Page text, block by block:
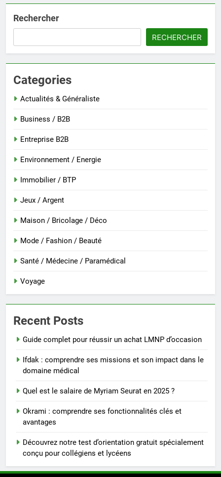
Rechercher
RECHERCHER
Categories
Actualités & Généraliste
Business / B2B
Entreprise B2B
Environnement / Energie
Immobilier / BTP
Jeux / Argent
Maison / Bricolage / Déco
Mode / Fashion / Beauté
Santé / Médecine / Paramédical
Voyage
Recent Posts
Guide complet pour réussir un achat LMNP d’occasion
Ifdak : comprendre ses missions et son impact dans le
domaine médical
Quel est le salaire de Myriam Seurat en 2025 ?
Okrami : comprendre ses fonctionnalités clés et
avantages
Découvrez notre test d’orientation gratuit spécialement
conçu pour collégiens et lycéens